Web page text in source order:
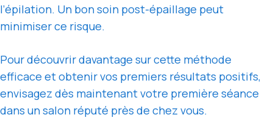
l’épilation. Un bon soin post-épaillage peut
minimiser ce risque.
Pour découvrir davantage sur cette méthode
efficace et obtenir vos premiers résultats positifs,
envisagez dès maintenant votre première séance
dans un salon réputé près de chez vous.